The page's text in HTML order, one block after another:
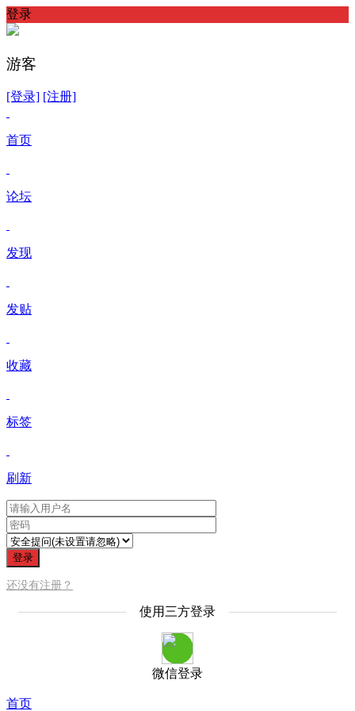
登录
游客
[登录] [注册]
首页
论坛
发现
发贴
收藏
标签
刷新
登录
还没有注册？
使用三方登录
微信登录
首页